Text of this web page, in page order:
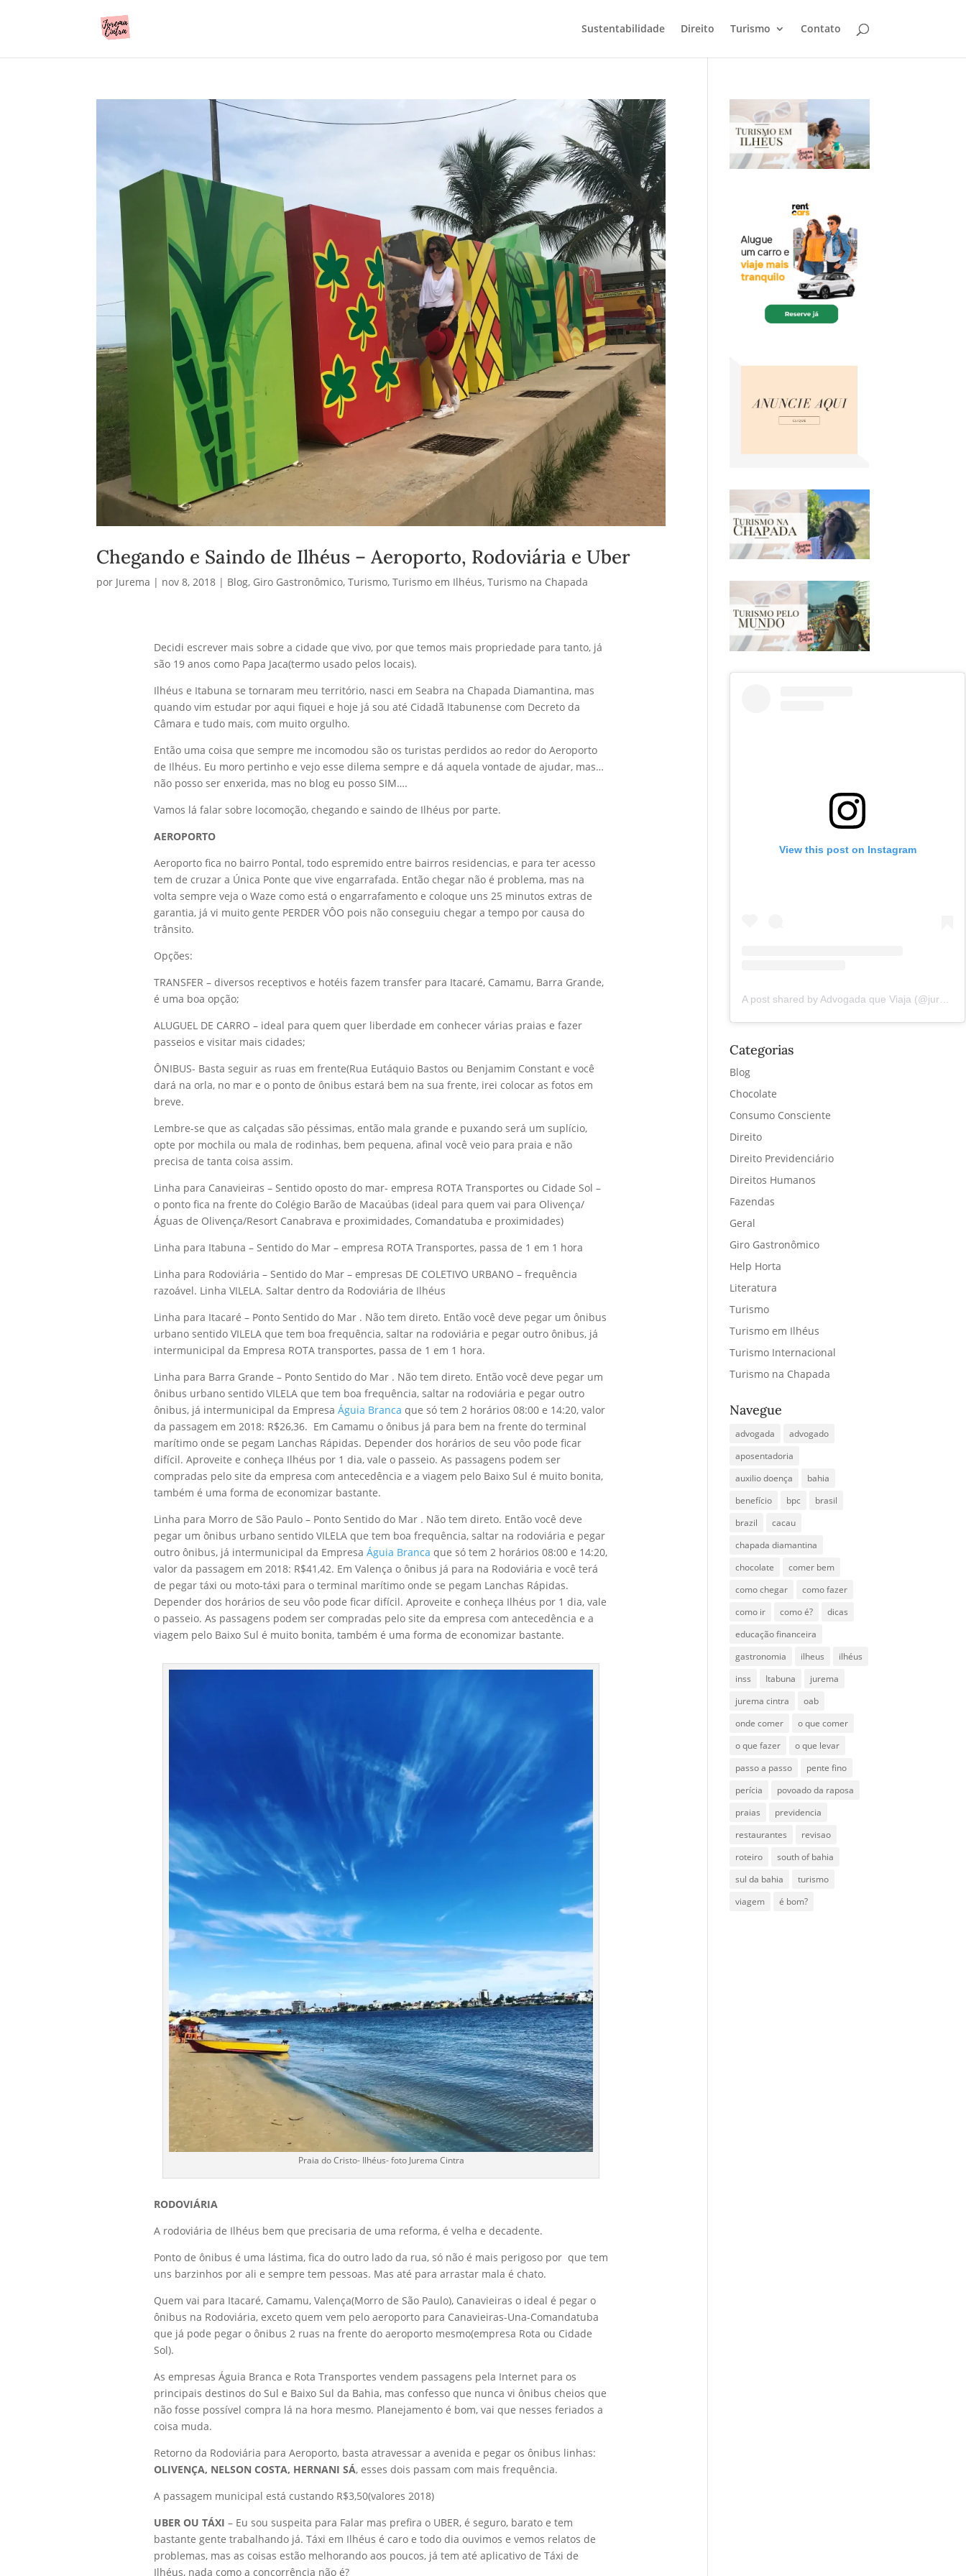
Sustentabilidade Direito Turismo Contato
Chegando e Saindo de Ilhéus – Aeroporto, Rodoviária e Uber
por Jurema | nov 8, 2018 | Blog, Giro Gastronômico,Turismo,Turismo em Ilhéus,Turismo na Chapada
Decidi escrever mais sobre a cidade que vivo, por que temos mais propriedade para tanto, já
são 19 anos como Papa Jaca(termo usado pelos locais).
Ilhéus e Itabuna se tornaram meu território, nasci em Seabra na Chapada Diamantina, mas
quando vim estudar por aqui fiquei e hoje já sou até Cidadã Itabunense com Decreto da
Câmara e tudo mais, com muito orgulho.
Então uma coisa que sempre me incomodou são os turistas perdidos ao redor do Aeroporto
de Ilhéus. Eu moro pertinho e vejo esse dilema sempre e dá aquela vontade de ajudar, mas…
não posso ser enxerida, mas no blog eu posso SIM….
Vamos lá falar sobre locomoção, chegando e saindo de Ilhéus por parte.
AEROPORTO
Aeroporto fica no bairro Pontal, todo espremido entre bairros residencias, e para ter acesso
tem de cruzar a Única Ponte que vive engarrafada. Então chegar não é problema, mas na
volta sempre veja o Waze como está o engarrafamento e coloque uns 25 minutos extras de
garantia, já vi muito gente PERDER VÔO pois não conseguiu chegar a tempo por causa do
trânsito.
Opções:
TRANSFER – diversos receptivos e hotéis fazem transfer para Itacaré, Camamu, Barra Grande,
é uma boa opção;
ALUGUEL DE CARRO – ideal para quem quer liberdade em conhecer várias praias e fazer
passeios e visitar mais cidades;
ÔNIBUS- Basta seguir as ruas em frente(Rua Eutáquio Bastos ou Benjamim Constant e você
dará na orla, no mar e o ponto de ônibus estará bem na sua frente, irei colocar as fotos em
breve.
Lembre-se que as calçadas são péssimas, então mala grande e puxando será um suplício,
opte por mochila ou mala de rodinhas, bem pequena, afinal você veio para praia e não
precisa de tanta coisa assim.
Linha para Canavieiras – Sentido oposto do mar- empresa ROTA Transportes ou Cidade Sol –
o ponto fica na frente do Colégio Barão de Macaúbas (ideal para quem vai para Olivença/
Águas de Olivença/Resort Canabrava e proximidades, Comandatuba e proximidades)
Linha para Itabuna – Sentido do Mar – empresa ROTA Transportes, passa de 1 em 1 hora
Linha para Rodoviária – Sentido do Mar – empresas DE COLETIVO URBANO – frequência
razoável. Linha VILELA. Saltar dentro da Rodoviária de Ilhéus
Linha para Itacaré – Ponto Sentido do Mar . Não tem direto. Então você deve pegar um ônibus
urbano sentido VILELA que tem boa frequência, saltar na rodoviária e pegar outro ônibus, já
intermunicipal da Empresa ROTA transportes, passa de 1 em 1 hora.
Linha para Barra Grande – Ponto Sentido do Mar . Não tem direto. Então você deve pegar um
ônibus urbano sentido VILELA que tem boa frequência, saltar na rodoviária e pegar outro
ônibus, já intermunicipal da Empresa Águia Branca que só tem 2 horários 08:00 e 14:20, valor
da passagem em 2018: R$26,36. Em Camamu o ônibus já para bem na frente do terminal
marítimo onde se pegam Lanchas Rápidas. Depender dos horários de seu vôo pode ficar
difícil. Aproveite e conheça Ilhéus por 1 dia, vale o passeio. As passagens podem ser
compradas pelo site da empresa com antecedência e a viagem pelo Baixo Sul é muito bonita,
também é uma forma de economizar bastante.
Linha para Morro de São Paulo – Ponto Sentido do Mar . Não tem direto. Então você deve
pegar um ônibus urbano sentido VILELA que tem boa frequência, saltar na rodoviária e pegar
outro ônibus, já intermunicipal da Empresa Águia Branca que só tem 2 horários 08:00 e 14:20,
valor da passagem em 2018: R$41,42. Em Valença o ônibus já para na Rodoviária e você terá
de pegar táxi ou moto-táxi para o terminal marítimo onde se pegam Lanchas Rápidas.
Depender dos horários de seu vôo pode ficar difícil. Aproveite e conheça Ilhéus por 1 dia, vale
o passeio. As passagens podem ser compradas pelo site da empresa com antecedência e a
viagem pelo Baixo Sul é muito bonita, também é uma forma de economizar bastante.
Praia do Cristo- Ilhéus- foto Jurema Cintra
RODOVIÁRIA
A rodoviária de Ilhéus bem que precisaria de uma reforma, é velha e decadente.
Ponto de ônibus é uma lástima, fica do outro lado da rua, só não é mais perigoso por que tem
uns barzinhos por ali e sempre tem pessoas. Mas até para arrastar mala é chato.
Quem vai para Itacaré, Camamu, Valença(Morro de São Paulo), Canavieiras o ideal é pegar o
ônibus na Rodoviária, exceto quem vem pelo aeroporto para Canavieiras-Una-Comandatuba
que já pode pegar o ônibus 2 ruas na frente do aeroporto mesmo(empresa Rota ou Cidade
Sol).
As empresas Águia Branca e Rota Transportes vendem passagens pela Internet para os
principais destinos do Sul e Baixo Sul da Bahia, mas confesso que nunca vi ônibus cheios que
não fosse possível compra lá na hora mesmo. Planejamento é bom, vai que nesses feriados a
coisa muda.
Retorno da Rodoviária para Aeroporto, basta atravessar a avenida e pegar os ônibus linhas:
OLIVENÇA, NELSON COSTA, HERNANI SÁ, esses dois passam com mais frequência.
A passagem municipal está custando R$3,50(valores 2018)
UBER OU TÁXI – Eu sou suspeita para Falar mas prefira o UBER, é seguro, barato e tem
bastante gente trabalhando já. Táxi em Ilhéus é caro e todo dia ouvimos e vemos relatos de
problemas, mas as coisas estão melhorando aos poucos, já tem até aplicativo de Táxi de
Ilhéus, nada como a concorrência não é?
View this post on Instagram
A post shared by Advogada que Viaja (@juremacintra)
Categorias
Blog
Chocolate
Consumo Consciente
Direito
Direito Previdenciário
Direitos Humanos
Fazendas
Geral
Giro Gastronômico
Help Horta
Literatura
Turismo
Turismo em Ilhéus
Turismo Internacional
Turismo na Chapada
Navegue
advogada
advogado
aposentadoria
auxilio doença
bahia
benefício
bpc
brasil
brazil
cacau
chapada diamantina
chocolate
comer bem
como chegar
como fazer
como ir
como é?
dicas
educação financeira
gastronomia
ilheus
ilhéus
inss
Itabuna
jurema
jurema cintra
oab
onde comer
o que comer
o que fazer
o que levar
passo a passo
pente fino
perícia
povoado da raposa
praias
previdencia
restaurantes
revisao
roteiro
south of bahia
sul da bahia
turismo
viagem
é bom?